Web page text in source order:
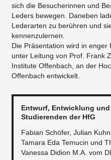
sich die Besucherinnen und
Leders bewegen. Daneben
Lederarten zu berühren und
kennenzulernen.
Die Präsentation wird in
unter Leitung von Prof. Frank
Institute Offenbach, an der
Offenbach entwickelt.
Entwurf, Entwicklung
Studierenden der HfG
Fabian Schöfer, Julian
Tamara Eda Temucin und
Vanessa Didion M.A. vom